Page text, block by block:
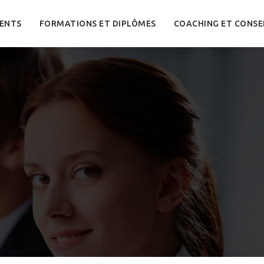
FORMATIONS ET DIPLÔMES COACHING ET